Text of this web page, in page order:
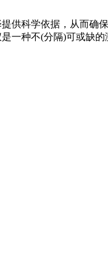
科学依据，从而确
一种不(分隔)可或缺的